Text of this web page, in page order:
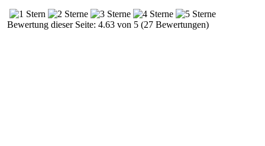
Bewertung dieser Seite: 4.63 von 5 (27 Bewertungen)